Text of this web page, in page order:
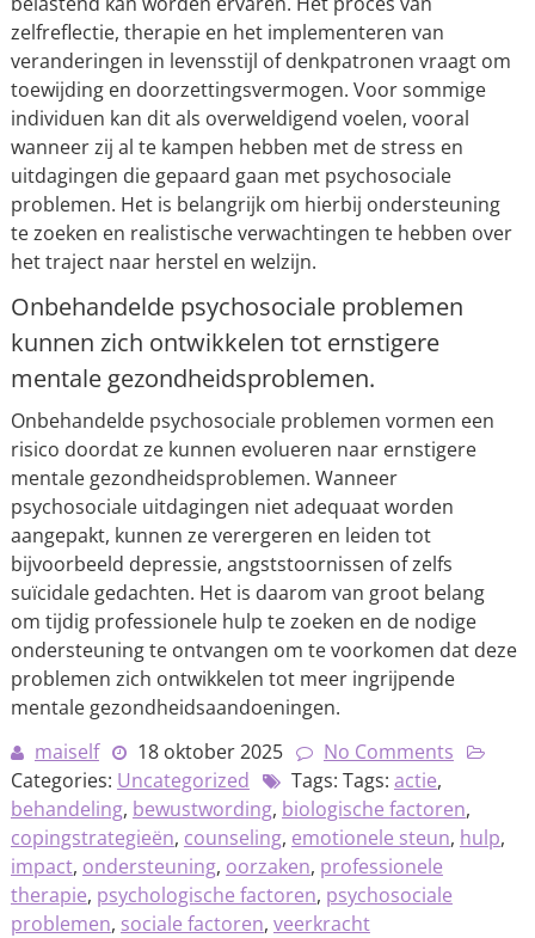
zelfreflectie, therapie en het implementeren van
veranderingen in levensstijl of denkpatronen vraagt om
toewijding en doorzettingsvermogen. Voor sommige
individuen kan dit als overweldigend voelen, vooral
wanneer zij al te kampen hebben met de stress en
uitdagingen die gepaard gaan met psychosociale
problemen. Het is belangrijk om hierbij ondersteuning
te zoeken en realistische verwachtingen te hebben over
het traject naar herstel en welzijn.
Onbehandelde psychosociale problemen
kunnen zich ontwikkelen tot ernstigere
mentale gezondheidsproblemen.
Onbehandelde psychosociale problemen vormen een
risico doordat ze kunnen evolueren naar ernstigere
mentale gezondheidsproblemen. Wanneer
psychosociale uitdagingen niet adequaat worden
aangepakt, kunnen ze verergeren en leiden tot
bijvoorbeeld depressie, angststoornissen of zelfs
suïcidale gedachten. Het is daarom van groot belang
om tijdig professionele hulp te zoeken en de nodige
ondersteuning te ontvangen om te voorkomen dat deze
problemen zich ontwikkelen tot meer ingrijpende
mentale gezondheidsaandoeningen.
maiself
18 oktober 2025
No Comments
Categories: Uncategorized Tags: Tags: actie,
behandeling, bewustwording, biologische factoren,
copingstrategieën, counseling, emotionele steun, hulp,
impact, ondersteuning, oorzaken, professionele
therapie, psychologische factoren, psychosociale
problemen, sociale factoren, veerkracht